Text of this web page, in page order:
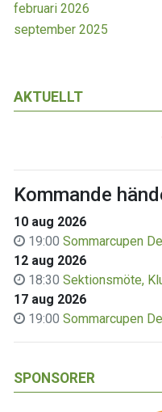
februari 2026
september 2025
AKTUELLT
Kommande
10 aug 2026
19:00 Sommarcupen
12 aug 2026
18:30 Sektionsmöte,
17 aug 2026
19:00 Sommarcupen
SPONSORER